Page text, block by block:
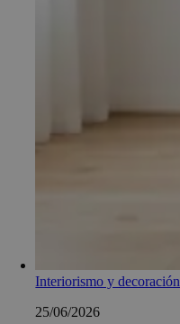
Interiorismo y decoración
25/06/2026